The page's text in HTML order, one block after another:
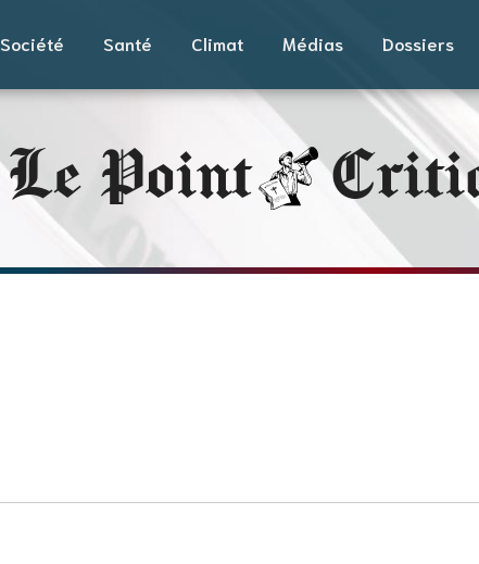
Société Santé Climat Médias Dossiers
Le Point